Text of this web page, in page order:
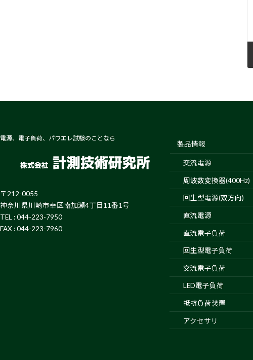
電源、電子負荷、パワエレ試験のことなら
〒212-0055
神奈川県川崎市幸区南加瀬4丁目11番1号
TEL : 044-223-7950
FAX : 044-223-7960
製品情報
交流電源
周波数変換器(400Hz)
回生型電源(双方向)
直流電源
直流電子負荷
回生型電子負荷
交流電子負荷
LED電子負荷
抵抗負荷装置
アクセサリ